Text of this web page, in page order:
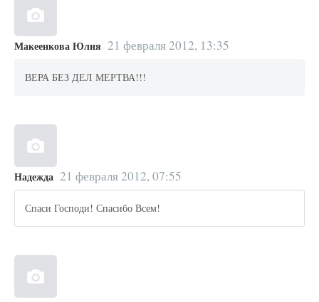
Макеенкова Юлия 21 февраля 2012, 13:35
ВЕРА БЕЗ ДЕЛ МЕРТВА!!!
Надежда 21 февраля 2012, 07:55
Спаси Господи! Спасибо Всем!